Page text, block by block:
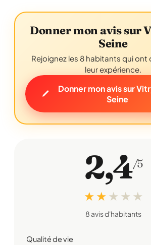
Donner mon avis sur
Seine
Rejoignez les 8 habitants qui ont
leur expérience.
Donner mon avis sur
Seine
2,4/5
★ ★ ★ ★ ★
8 avis d'habitants
Qualité de vie